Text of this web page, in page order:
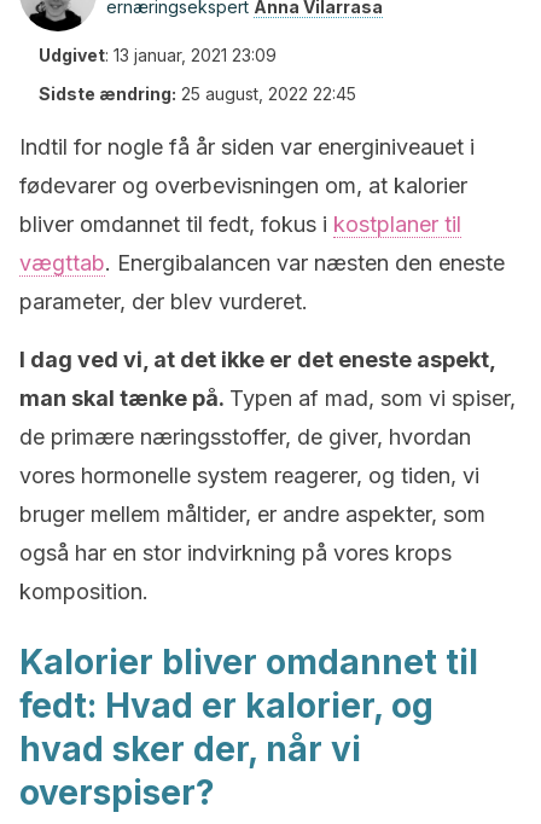
ernæringsekspert Anna Vilarrasa
Udgivet: 13 januar, 2021 23:09
Sidste ændring: 25 august, 2022 22:45
Indtil for nogle få år siden var energiniveauet i
fødevarer og overbevisningen om, at kalorier
bliver omdannet til fedt, fokus i kostplaner til
vægttab. Energibalancen var næsten den eneste
parameter, der blev vurderet.
I dag ved vi, at det ikke er det eneste aspekt,
man skal tænke på. Typen af mad, som vi spiser,
de primære næringsstoffer, de giver, hvordan
vores hormonelle system reagerer, og tiden, vi
bruger mellem måltider, er andre aspekter, som
også har en stor indvirkning på vores krops
komposition.
Kalorier bliver omdannet til
fedt: Hvad er kalorier, og
hvad sker der, når vi
overspiser?